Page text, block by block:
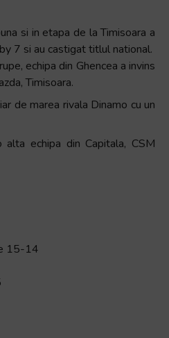
si in etapa de la Timisoara a
7 si au castigat titlul national.
echipa din Ghencea a invins
Timisoara.
de marea rivala Dinamo cu un
echipa din Capitala, CSM
15-14